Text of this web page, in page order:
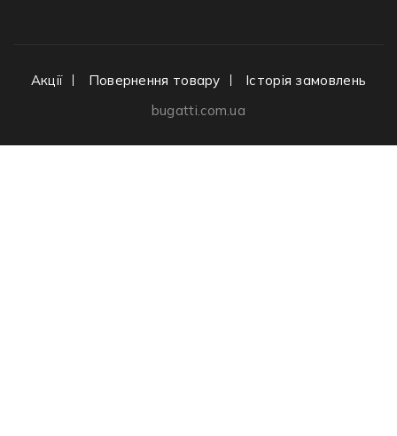
Акції Повернення товару
Історія замовлень
bugatti.com.ua